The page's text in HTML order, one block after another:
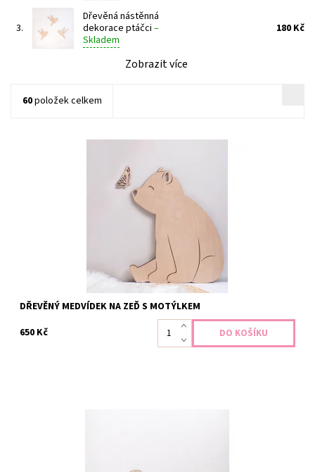
3.
Dřevěná nástěnná
dekorace ptáčci –
Skladem
180 Kč
Zobrazit více
60položek celkem
Vytvořte v dětském pokojíčku hřejivou a útulnou atmosféru s
společníkem každého dětského pokojíčku a dodá prostoru
klidnou a hravou atmosféru.
DŘEVĚNÝ MEDVÍDEK NA ZEĎ S MOTÝLKEM
650 Kč